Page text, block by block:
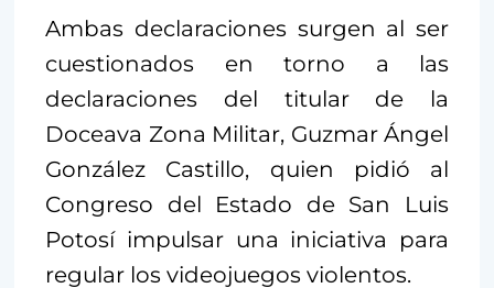
Ambas declaraciones surgen al ser
cuestionados en torno a las
declaraciones del titular de la
Doceava Zona Militar, Guzmar Ángel
González Castillo, quien pidió al
Congreso del Estado de San Luis
Potosí impulsar una iniciativa para
regular los videojuegos violentos.